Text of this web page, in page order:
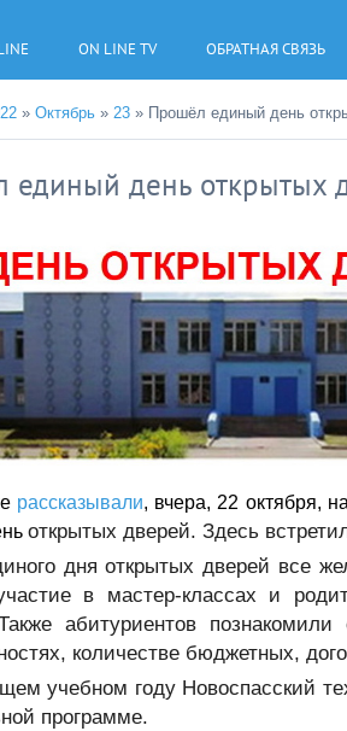
ON LINE TV ОБРАТНАЯ СВЯЗЬ
» Октябрь » 23 » Прошёл единый день
единый день открытых
рассказывали, вчера, 22 октября,
открытых дверей. Здесь
дня открытых дверей все
в мастер-классах и
абитуриентов
количестве бюджетных,
учебном году Новоспасский
программе.